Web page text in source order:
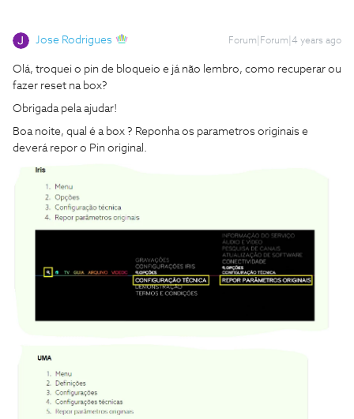
Jose Rodrigues Forum|Forum|4 years ago
Olá, troquei o pin de bloqueio e já não lembro, como recuperar ou
fazer reset na box?
Obrigada pela ajudar!
Boa noite, qual é a box ? Reponha os parametros originais e
deverá repor o Pin original.